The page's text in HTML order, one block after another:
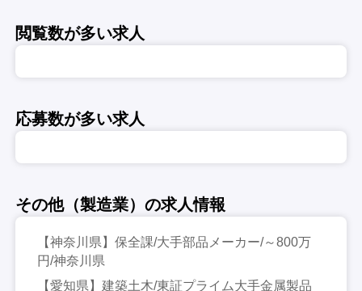
閲覧数が多い求人
応募数が多い求人
その他（製造業）の求人情報
【神奈川県】保全課/大手部品メーカー/～800万
円/神奈川県
【愛知県】建築土木/東証プライム大手金属製品